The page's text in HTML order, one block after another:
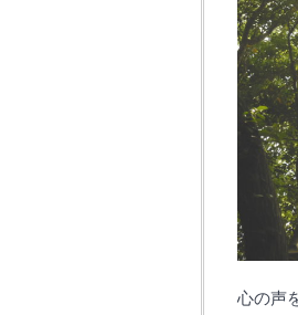
心の声